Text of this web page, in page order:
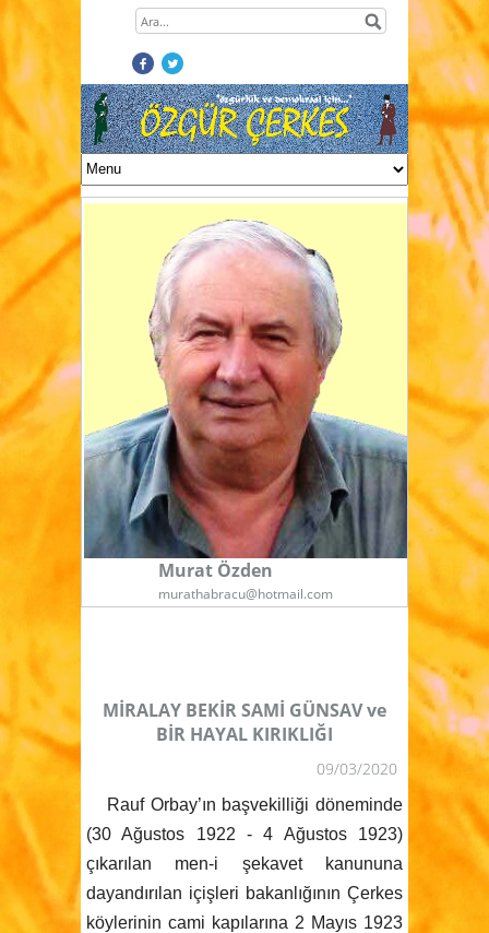
Murat Özden
murathabracu@hotmail.com
MİRALAY BEKİR SAMİ GÜNSAV ve
BİR HAYAL KIRIKLIĞI
09/03/2020
Rauf Orbay’ın başvekilliği döneminde
(30 Ağustos 1922 - 4 Ağustos 1923)
çıkarılan men-i şekavet kanununa
dayandırılan içişleri bakanlığının Çerkes
köylerinin cami kapılarına 2 Mayıs 1923